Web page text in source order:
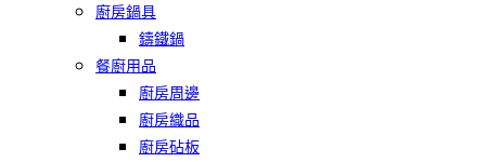
廚房鍋具
鑄鐵鍋
餐廚用品
廚房周邊
廚房織品
廚房砧板